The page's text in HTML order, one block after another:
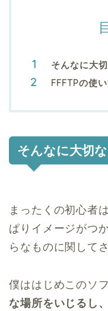
そんなに大
FFFTPの使
そんなに大切
まったくの初心者
ぱりイメージがつ
らなものに関して
僕ははじめこのソ
な場所をいじるし